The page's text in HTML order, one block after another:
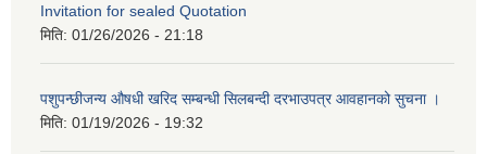
Invitation for sealed Quotation
मिति: 01/26/2026 - 21:18
पशुपन्छीजन्य औषधी खरिद सम्बन्धी सिलबन्दी दरभाउपत्र आवहानको सुचना ।
मिति: 01/19/2026 - 19:32